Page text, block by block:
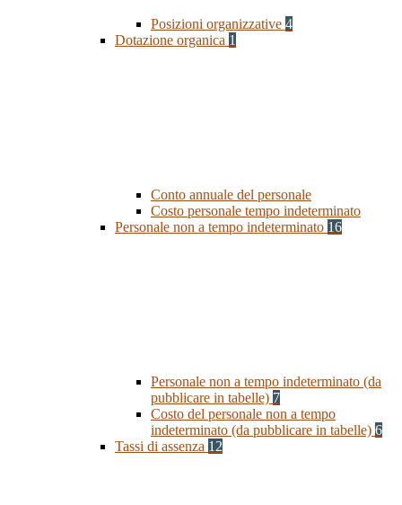
Posizioni organizzative 4
Dotazione organica 1
Conto annuale del personale
Costo personale tempo indeterminato
Personale non a tempo indeterminato 16
Personale non a tempo indeterminato (da
pubblicare in tabelle) 7
Costo del personale non a tempo
indeterminato (da pubblicare in tabelle) 6
Tassi di assenza 12